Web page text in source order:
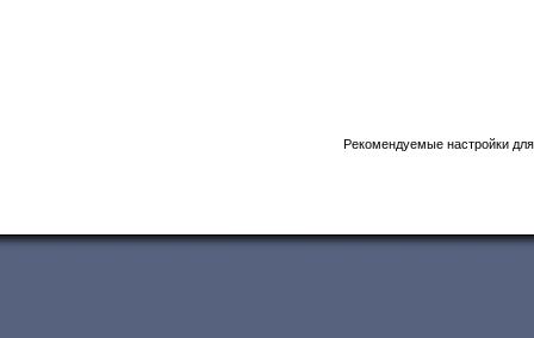
Рекомендуемые настройки